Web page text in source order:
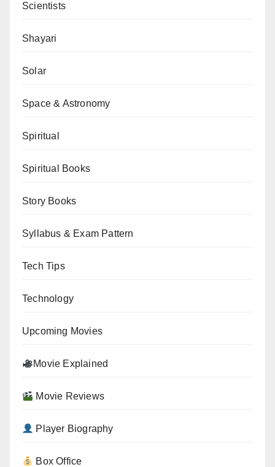
Scientists
Shayari
Solar
Space & Astronomy
Spiritual
Spiritual Books
Story Books
Syllabus & Exam Pattern
Tech Tips
Technology
Upcoming Movies
Movie Explained
Movie Reviews
Player Biography
Box Office